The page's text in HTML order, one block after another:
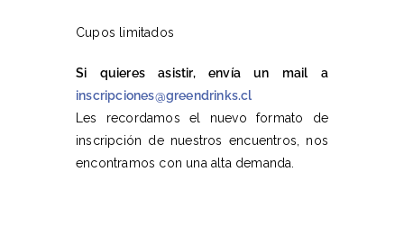
Cupos limitados
Si quieres asistir, envía un mail a
inscripciones@greendrinks.cl
Les recordamos el nuevo formato de
inscripción de nuestros encuentros, nos
encontramos con una alta demanda.